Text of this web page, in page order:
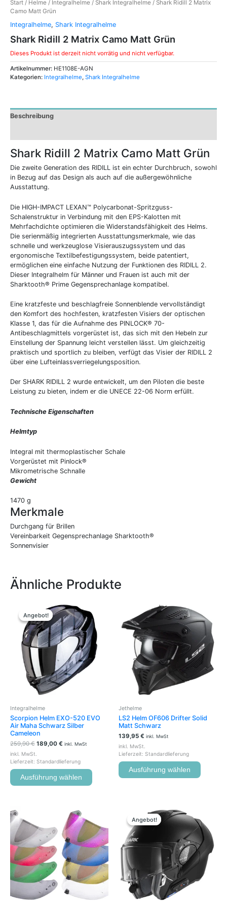
Start / Helme / Integralhelme / Shark Integralhelme / Shark Ridill 2 Matrix
Camo Matt Grün
Integralhelme, Shark Integralhelme
Shark Ridill 2 Matrix Camo Matt Grün
Dieses Produkt ist derzeit nicht vorrätig und nicht verfügbar.
Artikelnummer: HE1108E-AGN
Kategorien: Integralhelme, Shark Integralhelme
Beschreibung
Shark Ridill 2 Matrix Camo Matt Grün
Die zweite Generation des RIDILL ist ein echter Durchbruch, sowohl
in Bezug auf das Design als auch auf die außergewöhnliche
Ausstattung.
Die HIGH-IMPACT LEXAN™ Polycarbonat-Spritzguss-
Schalenstruktur in Verbindung mit den EPS-Kalotten mit
Mehrfachdichte optimieren die Widerstandsfähigkeit des Helms.
Die serienmäßig integrierten Ausstattungsmerkmale, wie das
schnelle und werkzeuglose Visierauszugssystem und das
ergonomische Textilbefestigungssystem, beide patentiert,
ermöglichen eine einfache Nutzung der Funktionen des RIDILL 2.
Dieser Integralhelm für Männer und Frauen ist auch mit der
Sharktooth® Prime Gegensprechanlage kompatibel.
Eine kratzfeste und beschlagfreie Sonnenblende vervollständigt
den Komfort des hochfesten, kratzfesten Visiers der optischen
Klasse 1, das für die Aufnahme des PINLOCK® 70-
Antibeschlagmittels vorgerüstet ist, das sich mit den Hebeln zur
Einstellung der Spannung leicht verstellen lässt. Um gleichzeitig
praktisch und sportlich zu bleiben, verfügt das Visier der RIDILL 2
über eine Lufteinlassverriegelungsposition.
Der SHARK RIDILL 2 wurde entwickelt, um den Piloten die beste
Leistung zu bieten, indem er die UNECE 22-06 Norm erfüllt.
Technische Eigenschaften
Helmtyp
Integral mit thermoplastischer Schale
Vorgerüstet mit Pinlock®
Mikrometrische Schnalle
Gewicht
1470 g
Merkmale
Durchgang für Brillen
Vereinbarkeit Gegensprechanlage Sharktooth®
Sonnenvisier
Ähnliche Produkte
Angebot!
Angebot!
Integralhelme
Scorpion Helm EXO-520 EVO
Air Maha Schwarz Silber
Cameleon
259,90€
Ursprünglicher
Preis
war:
259,90 €
189,00 €
Aktueller
Preis
ist:
189,00 €.
inkl. MwSt
inkl. MwSt.
Lieferzeit: Standardlieferung
Ausführung wählen
Produkt
weist
mehrere
Varianten
auf.
Die
Produktseite
gewählt
Jethelme
LS2 Helm OF606 Drifter Solid
Matt Schwarz
139,95 € inkl. MwSt
inkl. MwSt.
Lieferzeit: Standardlieferung
Ausführung wählen
Produkt
weist
mehrere
auf.
Die
gewählt
Angebot!
Angebot!
Ursprünglicher
Preis
war:
Aktueller
Preis
ist:
300,00 €.
Produkt
weist
mehrere
auf.
Die